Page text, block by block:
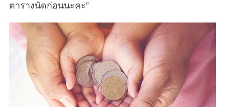
ตารางนัดก่อนนะคะ”